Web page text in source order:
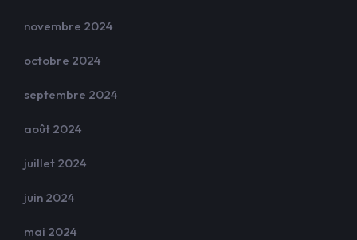
novembre 2024
octobre 2024
septembre 2024
août 2024
juillet 2024
juin 2024
mai 2024